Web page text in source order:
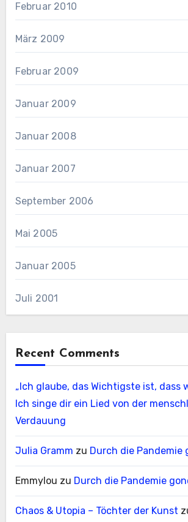
Februar 2010
März 2009
Februar 2009
Januar 2009
Januar 2008
Januar 2007
September 2006
Mai 2005
Januar 2005
Juli 2001
Recent Comments
„Ich glaube, das Wichtigste ist, dass
Ich singe dir ein Lied von der
Verdauung
Julia Gramm zu Durch die Pandemie
Emmylou zu Durch die Pandemie
Chaos & Utopia – Töchter der Kunst